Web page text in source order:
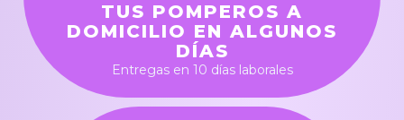
TUS POMPEROS A
DOMICILIO EN ALGUNOS
DÍAS
Entregas en 10 días laborales